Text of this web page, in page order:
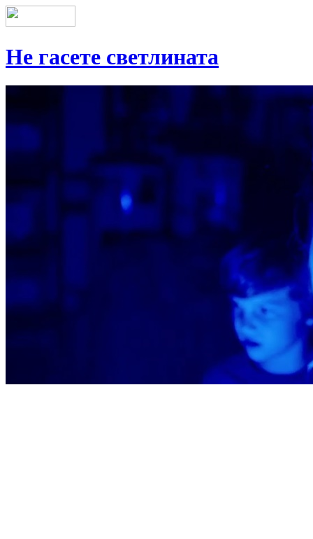
Не гасете светлината